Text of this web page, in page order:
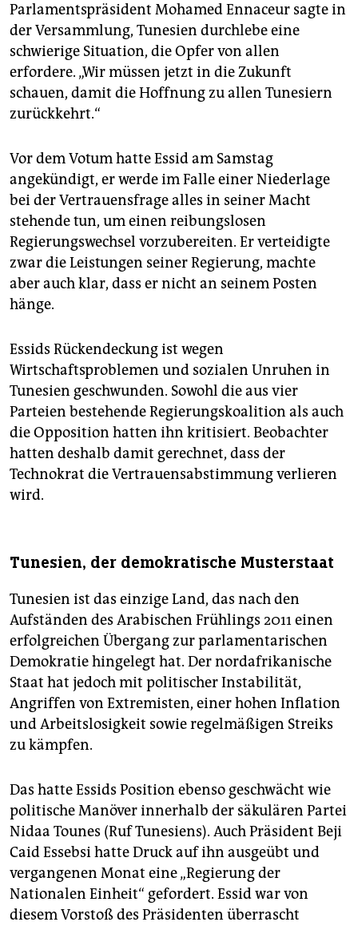
Parlamentspräsident Mohamed Ennaceur sagte in
der Versammlung, Tunesien durchlebe eine
schwierige Situation, die Opfer von allen
erfordere. „Wir müssen jetzt in die Zukunft
schauen, damit die Hoffnung zu allen Tunesiern
zurückkehrt.“
Vor dem Votum hatte Essid am Samstag
angekündigt, er werde im Falle einer Niederlage
bei der Vertrauensfrage alles in seiner Macht
stehende tun, um einen reibungslosen
Regierungswechsel vorzubereiten. Er verteidigte
zwar die Leistungen seiner Regierung, machte
aber auch klar, dass er nicht an seinem Posten
hänge.
Essids Rückendeckung ist wegen
Wirtschaftsproblemen und sozialen Unruhen in
Tunesien geschwunden. Sowohl die aus vier
Parteien bestehende Regierungskoalition als auch
die Opposition hatten ihn kritisiert. Beobachter
hatten deshalb damit gerechnet, dass der
Technokrat die Vertrauensabstimmung verlieren
wird.
Tunesien, der demokratische Musterstaat
Tunesien ist das einzige Land, das nach den
Aufständen des Arabischen Frühlings 2011 einen
erfolgreichen Übergang zur parlamentarischen
Demokratie hingelegt hat. Der nordafrikanische
Staat hat jedoch mit politischer Instabilität,
Angriffen von Extremisten, einer hohen Inflation
und Arbeitslosigkeit sowie regelmäßigen Streiks
zu kämpfen.
Das hatte Essids Position ebenso geschwächt wie
politische Manöver innerhalb der säkulären Partei
Nidaa Tounes (Ruf Tunesiens). Auch Präsident Beji
Caid Essebsi hatte Druck auf ihn ausgeübt und
vergangenen Monat eine „Regierung der
Nationalen Einheit“ gefordert. Essid war von
diesem Vorstoß des Präsidenten überrascht